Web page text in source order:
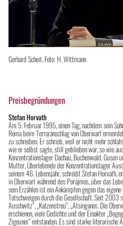
Gerhard Scheit, Foto: H. Wittmann
Preisbegründungen
Stefan Horvath
Am 5. Februar 1995, einen Tag, nachdem sein
Roma beim Terroranschlag von Oberwart
zu schreiben. Er schrieb, weil er nicht mehr
wie er selbst sagte, still geblieben war, so wie
Konzentrationslager Dachau, Buchenwald,
Mutter, Überlebende der Konzentrationslager
seinem 46. Lebensjahr, schreibt Stefan Horvath,
in Oberwart während des Porajmos, über das
sein Erzählen ist ein Ankämpfen gegen das
Totschweigen durch die Gesellschaft. Seit 2003
Auschwitz“, „Katzenstreu“, „Atsinganos. Die
erschienen, viele Gedichte und der Einakter
Zigeuner“ entstanden. Es sind starke literarische